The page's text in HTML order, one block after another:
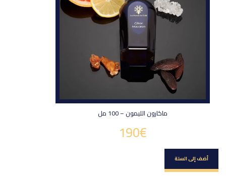
ماكارون الليمون – 100 مل
190€
أضف إلى السلة